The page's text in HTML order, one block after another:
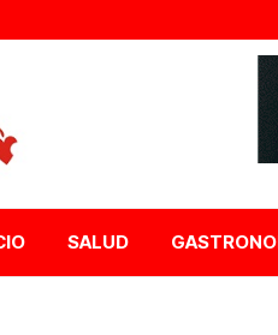
SALUD